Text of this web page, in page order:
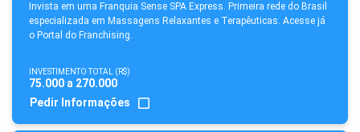
Invista em uma Franquia Sense SPA Express. Primeira rede do Brasil
especializada em Massagens Relaxantes e Terapêuticas. Acesse já
o Portal do Franchising.
INVESTIMENTO TOTAL (R$)
75.000 a 270.000
Pedir Informações